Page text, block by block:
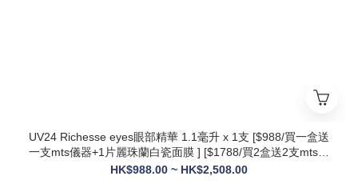
UV24 Richesse eyes眼部精華 1.1毫升 x 1支 [$988/買一盒送
一支mts儀器+1片麗珠蘭白瓷面膜 ] [$1788/買2盒送2支mts儀
器+1盒白瓷面膜+1支麗珠蘭修復面霜][ $2508/買3盒送3支mts
HK$988.00 ~ HK$2,508.00